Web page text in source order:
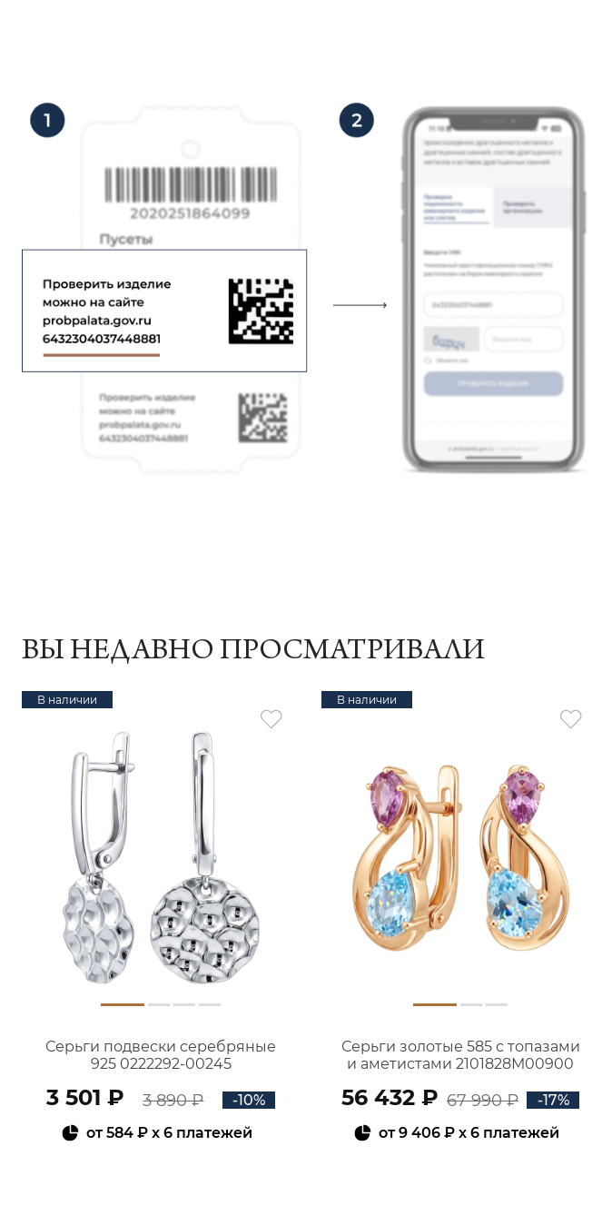
ВЫ НЕДАВНО ПРОСМАТРИВАЛИ
В наличии
Серьги подвески серебряные
925 0222292-00245
3 501 ₽ 3 890 ₽
-10%
от584 ₽ x 6 платежей
В наличии
Серьги золотые 585 с топазами
и аметистами 2101828М00900
56 432 ₽ 67 990 ₽
-17%
от9 406 ₽ x 6 платежей